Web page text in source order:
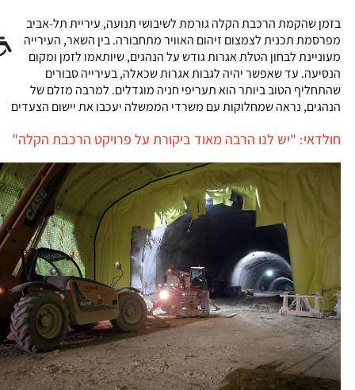
בזמן שהקמת הרכבת הקלה גורמת לשיבושי תנועה, עיריית תל-אביב
מפרסמת תכנית לצמצום זיהום האוויר מתחבורה. בין השאר, העירייה
מעוניינת לבחון הטלת אגרות גודש על הנהגים, שיותאמו לזמן ומקום
הנסיעה. עד שאפשר יהיה לגבות אגרות שכאלה, בעירייה סבורים
שהתחליף הטוב ביותר הוא תעריפי חניה מוגדלים. למרבה מזלם של
הנהגים, נראה שמחלוקות עם משרדי הממשלה יעכבו את יישום הצעדים
חולדאי: "יש לנו הרבה מאוד ביקורת על פרויקט הרכבת הקלה"